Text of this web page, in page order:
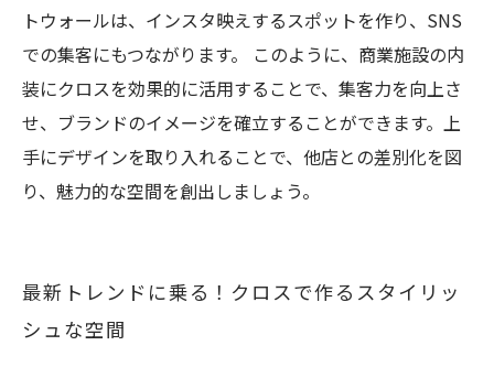
トウォールは、インスタ映えするスポットを作り、SNS
での集客にもつながります。 このように、商業施設の内
装にクロスを効果的に活用することで、集客力を向上さ
せ、ブランドのイメージを確立することができます。上
手にデザインを取り入れることで、他店との差別化を図
り、魅力的な空間を創出しましょう。
最新トレンドに乗る！クロスで作るスタイリッ
シュな空間